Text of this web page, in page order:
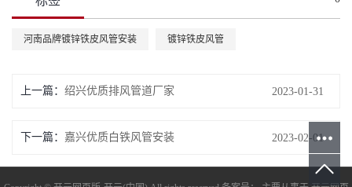
河南品牌镀锌铁皮风管安装 镀锌铁皮风管
上一篇： 绍兴优质排风管道厂家 2023-01-31
下一篇： 嘉兴优质白铁风管安装 2023-02-01